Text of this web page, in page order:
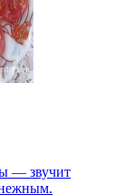
— звучит
нежным.